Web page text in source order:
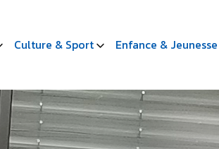
Culture & Sport Enfance & Jeunesse